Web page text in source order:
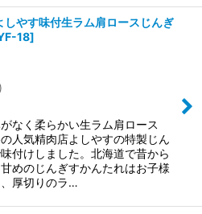
しやす味付生ラム肩ロースじんぎ
18]
)
なく柔らかい生ラム肩ロース
の人気精肉店よしやすの特製じん
付けしました。北海道で昔から
めのじんぎすかんたれはお子様
厚切りのラ…